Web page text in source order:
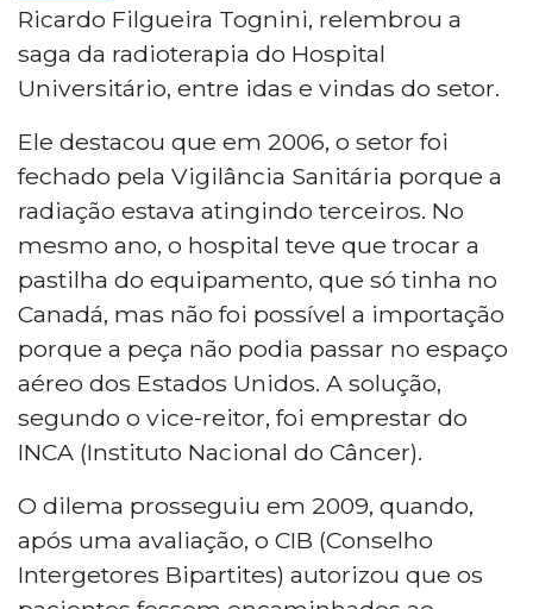
Ricardo Filgueira Tognini, relembrou a
saga da radioterapia do Hospital
Universitário, entre idas e vindas do setor.
Ele destacou que em 2006, o setor foi
fechado pela Vigilância Sanitária porque a
radiação estava atingindo terceiros. No
mesmo ano, o hospital teve que trocar a
pastilha do equipamento, que só tinha no
Canadá, mas não foi possível a importação
porque a peça não podia passar no espaço
aéreo dos Estados Unidos. A solução,
segundo o vice-reitor, foi emprestar do
INCA (Instituto Nacional do Câncer).
O dilema prosseguiu em 2009, quando,
após uma avaliação, o CIB (Conselho
Intergetores Bipartites) autorizou que os